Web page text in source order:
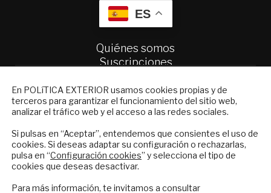
ES
Quiénes somos
Suscripciones
Preguntas frecuentes
Condiciones generales de contratación
Colaboraciones
Publicidad
Contacto
En POLíTICA EXTERIOR usamos cookies propias y de
terceros para garantizar el funcionamiento del sitio web,
analizar el tráfico web y el acceso a las redes sociales.
Si pulsas en “Aceptar”, entendemos que consientes el uso de
cookies. Si deseas adaptar su configuración o rechazarlas,
pulsa en “Configuración cookies” y selecciona el tipo de
cookies que deseas desactivar.
Para más información, te invitamos a consultar
NEWSLETTER
Suscríbase a nuestro boletín electrónico y
reciba en su correo el mejor análisis
internacional en español.